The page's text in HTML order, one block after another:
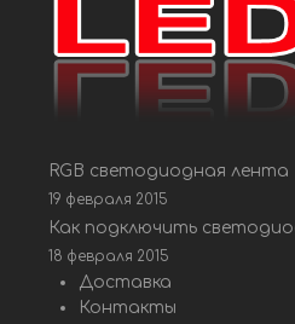
RGB светодиодная лента
19 февраля 2015
Как подключить
18 февраля 2015
Доставка
Контакты